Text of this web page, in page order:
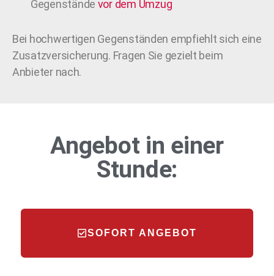
Gegenstände vor dem Umzug
Bei hochwertigen Gegenständen empfiehlt sich eine
Zusatzversicherung. Fragen Sie gezielt beim
Anbieter nach.
Angebot in einer
Stunde:
SOFORT ANGEBOT